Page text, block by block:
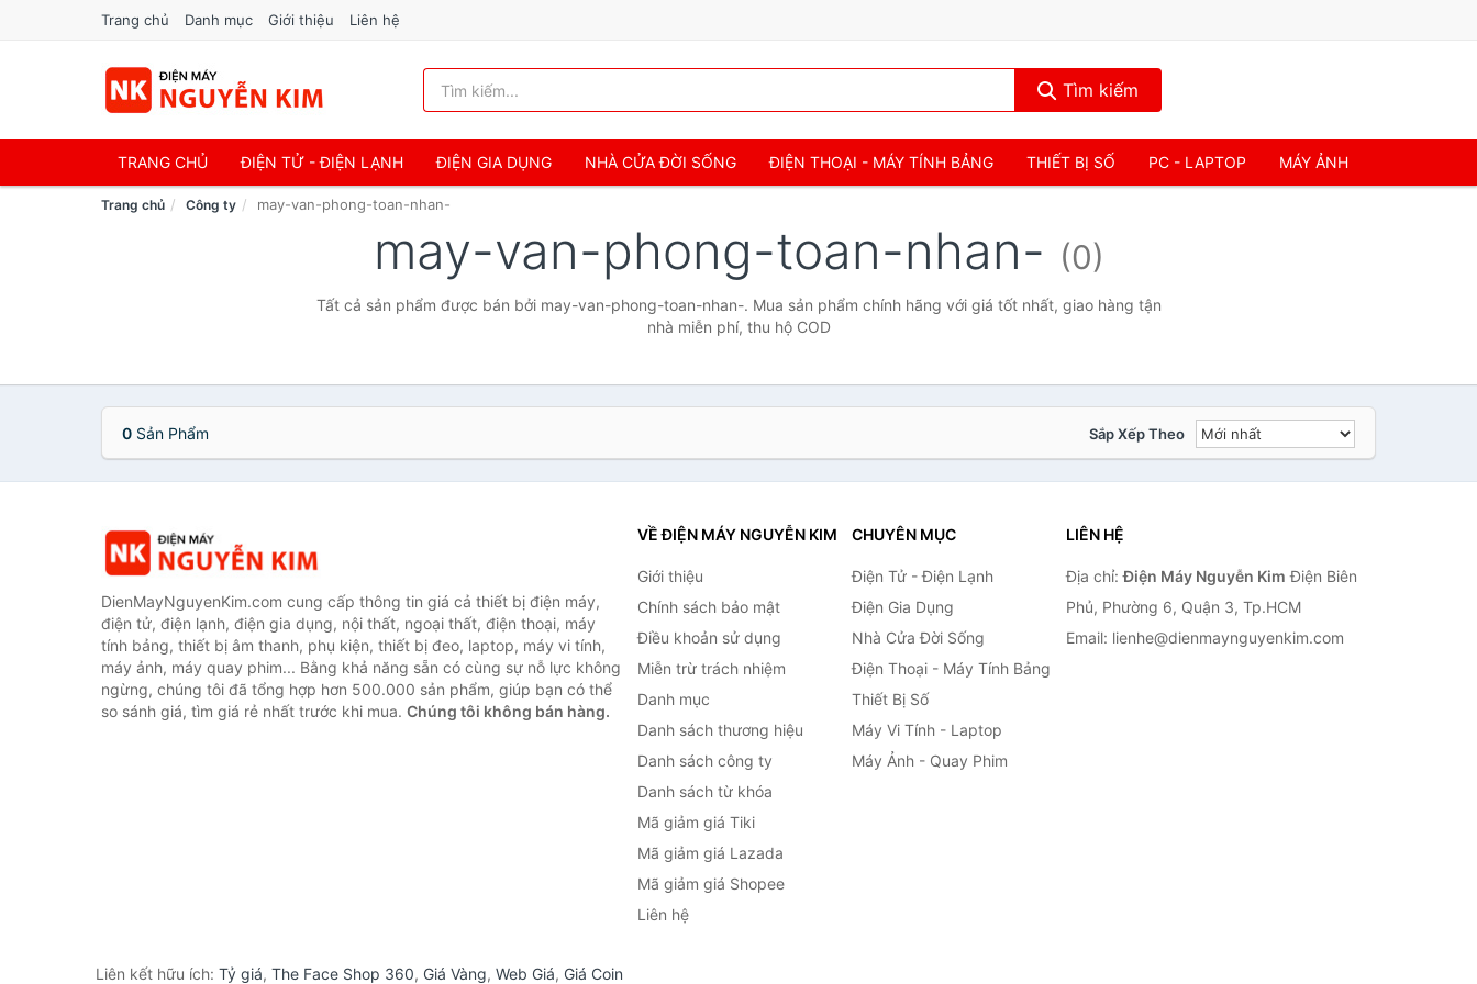
Trang chủ Danh mục Giới thiệu Liên hệ
Tìm kiếm
TRANG CHỦ ĐIỆN TỬ - ĐIỆN LẠNH ĐIỆN GIA DỤNG NHÀ CỬA ĐỜI SỐNG ĐIỆN THOẠI - MÁY TÍNH BẢNG THIẾT BỊ SỐ PC - LAPTOP MÁY ẢNH
Trang chủ Công ty may-van-phong-toan-nhan-
may-van-phong-toan-nhan- (0)
Tất cả sản phẩm được bán bởi may-van-phong-toan-nhan-. Mua sản phẩm chính hãng với giá tốt nhất, giao hàng tận
nhà miễn phí, thu hộ COD
0 Sản Phẩm Sắp Xếp Theo
DienMayNguyenKim.com cung cấp thông tin giá cả thiết bị điện máy,
điện tử, điện lạnh, điện gia dụng, nội thất, ngoại thất, điện thoại, máy
tính bảng, thiết bị âm thanh, phụ kiện, thiết bị đeo, laptop, máy vi tính,
máy ảnh, máy quay phim... Bằng khả năng sẵn có cùng sự nỗ lực không
ngừng, chúng tôi đã tổng hợp hơn 500.000 sản phẩm, giúp bạn có thể
so sánh giá, tìm giá rẻ nhất trước khi mua. Chúng tôi không bán hàng.
VỀ ĐIỆN MÁY NGUYỄN KIM
Giới thiệu
Chính sách bảo mật
Điều khoản sử dụng
Miễn trừ trách nhiệm
Danh mục
Danh sách thương hiệu
Danh sách công ty
Danh sách từ khóa
Mã giảm giá Tiki
Mã giảm giá Lazada
Mã giảm giá Shopee
Liên hệ
CHUYÊN MỤC
Điện Tử - Điện Lạnh
Điện Gia Dụng
Nhà Cửa Đời Sống
Điện Thoại - Máy Tính Bảng
Thiết Bị Số
Máy Vi Tính - Laptop
Máy Ảnh - Quay Phim
LIÊN HỆ
Địa chỉ:Điện Máy Nguyễn Kim Điện Biên
Phủ, Phường 6, Quận 3, Tp.HCM
Email: lienhe@dienmaynguyenkim.com
Liên kết hữu ích: Tỷ giá, The Face Shop 360, Giá Vàng, Web Giá, Giá Coin